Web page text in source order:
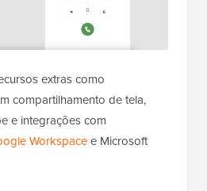
extras como
compartilhamento de tela,
e integrações com
Workspacee Microsoft